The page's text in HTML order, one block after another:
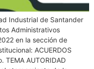
Industrial de Santander
Administrativos
en la sección de
ACUERDOS
TEMA AUTORIDAD